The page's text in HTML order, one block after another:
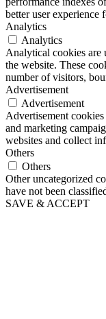
better user experience
Analytics
Analytics
Analytical cookies are
the website. These
number of visitors,
Advertisement
Advertisement
Advertisement
and marketing
websites and collect
Others
Others
Other uncategorized
have not been
SAVE & ACCEPT